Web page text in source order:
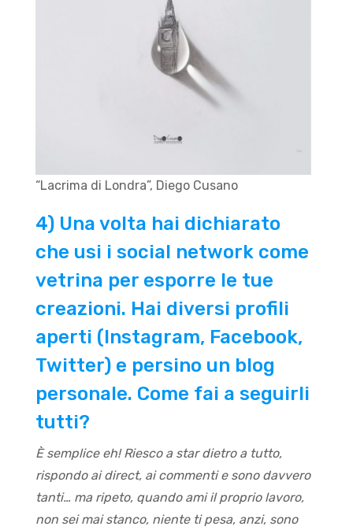
“Lacrima di Londra”, Diego Cusano
4) Una volta hai dichiarato
che usi i social network come
vetrina per esporre le tue
creazioni. Hai diversi profili
aperti (Instagram, Facebook,
Twitter) e persino un blog
personale. Come fai a seguirli
tutti?
È semplice eh! Riesco a star dietro a tutto,
rispondo ai direct, ai commenti e sono davvero
tanti… ma ripeto, quando ami il proprio lavoro,
non sei mai stanco, niente ti pesa, anzi, sono